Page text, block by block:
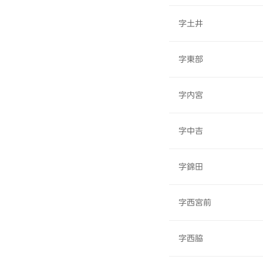
字土井
字東部
字内宮
字中吉
字錦田
字西宮前
字西脇